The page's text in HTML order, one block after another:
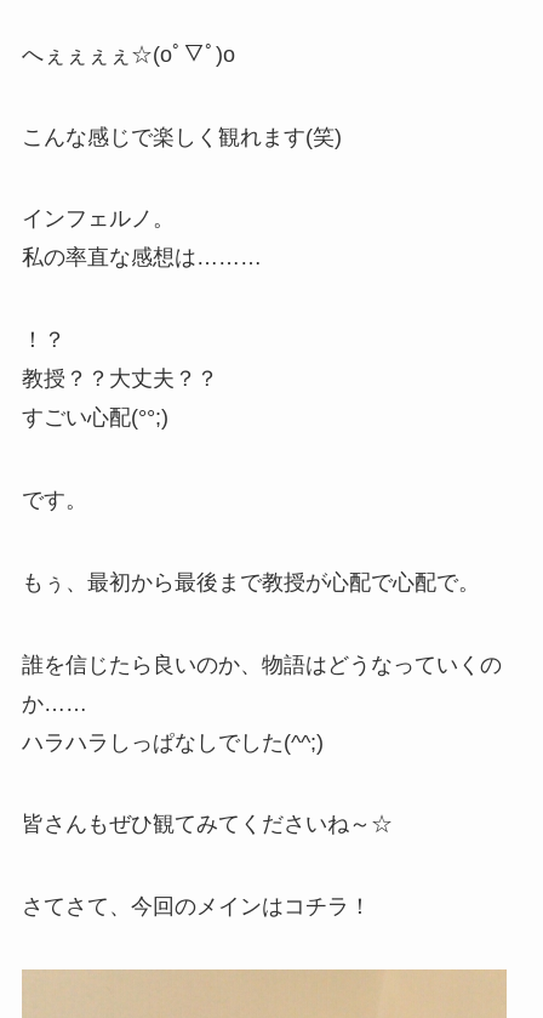
へぇぇぇぇ☆(oﾟ▽ﾟ)o
こんな感じで楽しく観れます(笑)
インフェルノ。
私の率直な感想は………
！？
教授？？大丈夫？？
すごい心配(°°;)
です。
もぅ、最初から最後まで教授が心配で心配で。
誰を信じたら良いのか、物語はどうなっていくの
か……
ハラハラしっぱなしでした(^^;)
皆さんもぜひ観てみてくださいね～☆
さてさて、今回のメインはコチラ！